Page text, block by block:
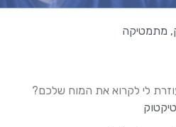
, מתמטיקה
לי לקרוא את המוח שלכם?